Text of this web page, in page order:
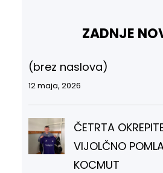
ZADNJE
(brez naslova)
12 maja, 2026
ČETRTA
VIJOLČNO
KOCMUT